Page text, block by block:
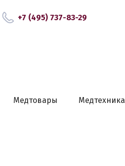
+7 (495) 737-83-29
Медтовары Медтехника